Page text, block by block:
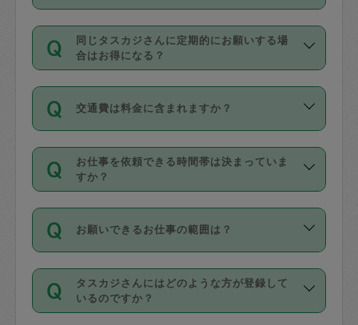
お、3時間を下回っても、値引き等はござ
いません。
タスカジさんの価格設定には最初は制限
があり、レビュー件数、レビューの平均
値、などで除々に設定可能な最高額が上
がっていく仕組みになっています。
お支払方法はクレジットカード（Visa／
Master／JCB／AMERICAN EXPRESS／
Diners Club）のみとなります。
を行う際にご入力ください。プロフィー
ル登録時にはご入力いただかなくても大
丈夫です。
デビットカード・プリペイドカード（Vプ
リカ、au WALLETなど）は支払にはご利
銀行振込や現金払いも対応していませ
なお、タスカジさんの交通費も、依頼料
金のご請求と合わせてお支払いとなりま
同じタスカジさんに定期的にお願いする場
合はお得になる？
依頼には「スポット」と「定期（毎週｜
隔週）」があり、「定期」の依頼は「ス
ポット」よりお得な料金でご利用できま
す。
定期の最低利用回数は設けていない代わ
りに、一定数を超えたキャンセルは有償
（例：毎週定期の場合は３回以上のキャ
ンセルが有償（1200円、隔週定期の場合
は２回以上のキャンセルが有償（1200
交通費は料金に含まれますか？
交通費は依頼料金とは別途発生し、依頼
料金のご請求と合わせてお支払いとなり
ます。交通費の金額は「依頼の詳細」に
お仕事を依頼できる時間帯は決まっていま
すか？
時間帯は3種類あります。いずれも１回あ
たり３時間です。
・ＡＭ ９時～１２時
・ＰＭ １３時～１６時
・夜 １８時～２１時
お願いできるお仕事の範囲は？
掃除、整理収納、洗濯、買い物、料理、
作り置きです。タスカジさんによってで
きる仕事の範囲が異なりますので、依頼
タスカジさんにはどのような方が登録して
いるのですか？